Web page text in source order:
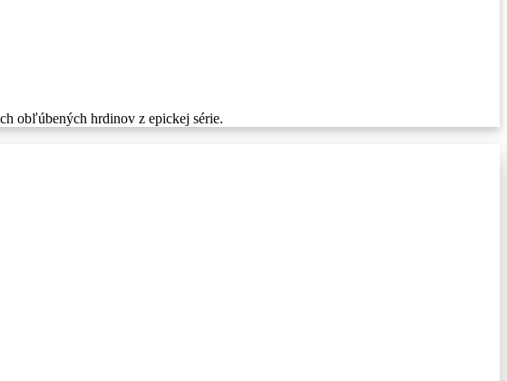
obľúbených hrdinov z epickej série.